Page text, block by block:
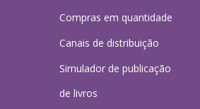
Compras em quantidade
Canais de distribuição
Simulador de publicação
de livros